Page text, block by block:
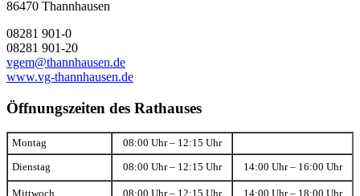
86470 Thannhausen
08281 901-0
08281 901-20
vgem@thannhausen.de
www.vg-thannhausen.de
Öffnungszeiten des Rathauses
Montag 08:00 Uhr – 12:15 Uhr
Dienstag 08:00 Uhr – 12:15 Uhr 14:00 Uhr – 16:00 Uhr